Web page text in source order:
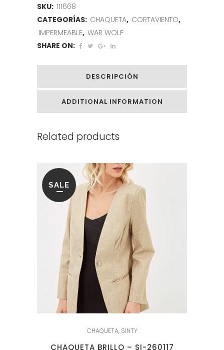
SKU: 111668
CATEGORÍAS: CHAQUETA, CORTAVIENTO,
IMPERMEABLE, WAR WOLF
SHARE ON:
DESCRIPCIÓN
ADDITIONAL INFORMATION
Related products
SALE
CHAQUETA, SINTY
CHAQUETA BRILLO – SI-260117